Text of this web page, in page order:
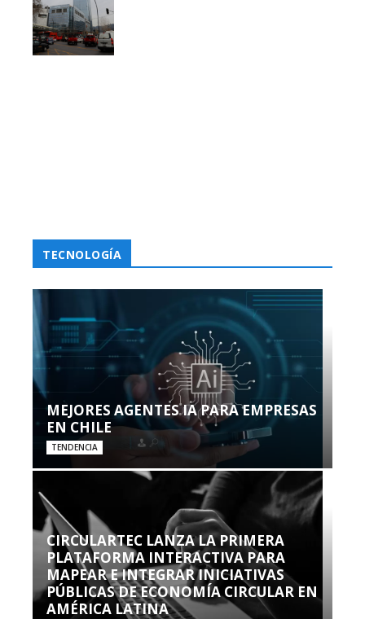
TECNOLOGÍA
MEJORES AGENTES IA PARA EMPRESAS
EN CHILE
TENDENCIA
CIRCULARTEC LANZA LA PRIMERA
PLATAFORMA INTERACTIVA PARA
MAPEAR E INTEGRAR INICIATIVAS
PÚBLICAS DE ECONOMÍA CIRCULAR EN
AMÉRICA LATINA